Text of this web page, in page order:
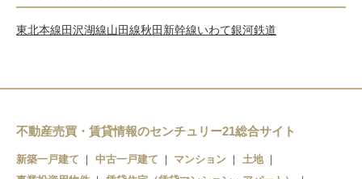
東北本線田沢湖線山田線秋田新幹線いわて銀河鉄道
不動産売買・賃貸情報のセンチュリー21総合サイト
新築一戸建て 中古一戸建て マンション
土地